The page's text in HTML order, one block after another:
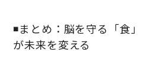
◾️まとめ：脳を守る「食
が未来を変える